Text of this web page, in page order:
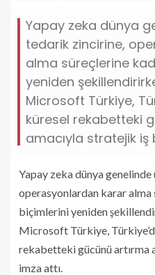
Yapay zeka dünya
tedarik zincirine,
alma süreçlerine
yeniden
Microsoft Türkiye,
küresel rekabetteki
amacıyla stratejik iş
Yapay zeka dünya
operasyonlardan karar alma
biçimlerini yeniden
Microsoft Türkiye,
rekabetteki gücünü artırma
imza attı.